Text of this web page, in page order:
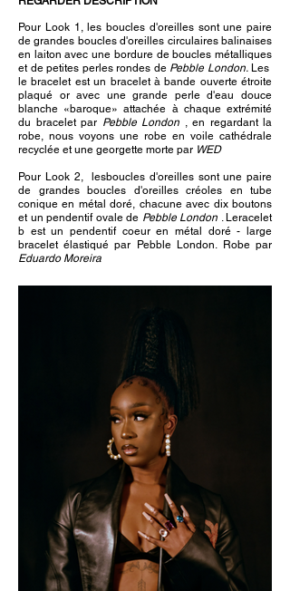
Pour Look 1, les boucles d'oreilles sont une paire
de grandes boucles d'oreilles circulaires balinaises
en laiton avec une bordure de boucles métalliques
et de petites perles rondes de Pebble London. Les
le bracelet est un bracelet à bande ouverte étroite
plaqué or avec une grande perle d'eau douce
blanche «baroque» attachée à chaque extrémité
du bracelet par Pebble London , en regardant la
robe, nous voyons une robe en voile cathédrale
recyclée et une georgette morte par WED
Pour Look 2, lesboucles d'oreilles sont une paire
de grandes boucles d'oreilles créoles en tube
conique en métal doré, chacune avec dix boutons
et un pendentif ovale de Pebble London . Leracelet
b est un pendentif coeur en métal doré - large
bracelet élastiqué par Pebble London. Robe par
Eduardo Moreira